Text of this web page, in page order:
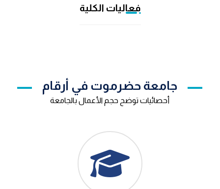
فعاليات الكلية
جامعة حضرموت في أرقام
أحصائيات توضح حجم الأعمال بالجامعة